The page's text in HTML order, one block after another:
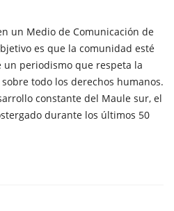
un Medio de Comunicación de
es que la comunidad esté
periodismo que respeta la
todo los derechos humanos.
constante del Maule sur, el
durante los últimos 50